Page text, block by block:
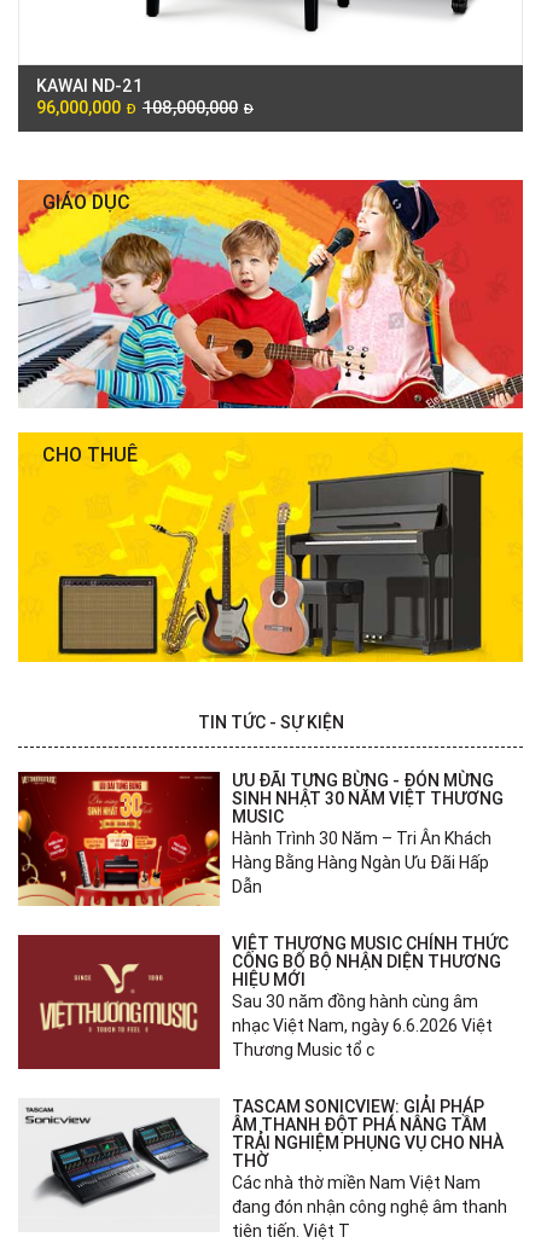
KAWAI ND-21
96,000,000 Đ 108,000,000 Đ
GIÁO DỤC
CHO THUÊ
TIN TỨC - SỰ KIỆN
ƯU ĐÃI TƯNG BỪNG - ĐÓN MỪNG
SINH NHẬT 30 NĂM VIỆT THƯƠNG
MUSIC
Hành Trình 30 Năm – Tri Ân Khách
Hàng Bằng Hàng Ngàn Ưu Đãi Hấp
Dẫn
VIỆT THƯƠNG MUSIC CHÍNH THỨC
CÔNG BỐ BỘ NHẬN DIỆN THƯƠNG
HIỆU MỚI
Sau 30 năm đồng hành cùng âm
nhạc Việt Nam, ngày 6.6.2026 Việt
Thương Music tổ c
TASCAM SONICVIEW: GIẢI PHÁP
ÂM THANH ĐỘT PHÁ NÂNG TẦM
TRẢI NGHIỆM PHỤNG VỤ CHO NHÀ
THỜ
Các nhà thờ miền Nam Việt Nam
đang đón nhận công nghệ âm thanh
tiên tiến. Việt T